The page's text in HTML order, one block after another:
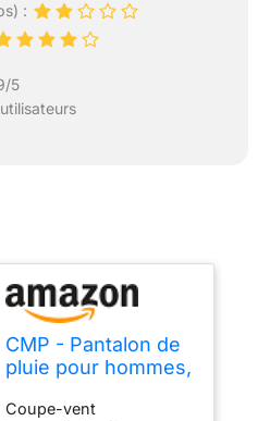
:
5
CMP - Pantalon de
pluie pour hommes,
Coupe-vent